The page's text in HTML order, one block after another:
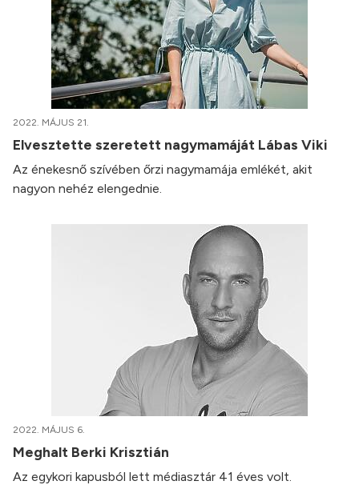
2022. MÁJUS 21.
Elvesztette szeretett nagymamáját Lábas Viki
Az énekesnő szívében őrzi nagymamája emlékét, akit
nagyon nehéz elengednie.
2022. MÁJUS 6.
Meghalt Berki Krisztián
Az egykori kapusból lett médiasztár 41 éves volt.